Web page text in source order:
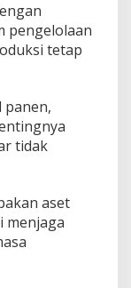
pengelolaan
tetap
panen,
tidak
aset
menjaga